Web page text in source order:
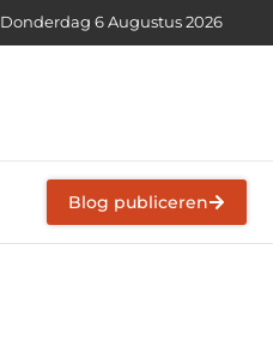
Donderdag 6 Augustus 2026
Blog publiceren